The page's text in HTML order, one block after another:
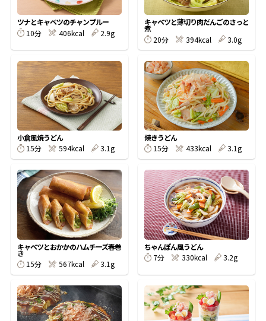
だしパック
だし粉
商品情報一覧
おすすめサイト
新鮮一番
ツナとキャベツのチャンプルー
10分
406kcal 2.9g
キャベツと薄切り肉だんごのさっと
煮
20分
394kcal 3.0g
小倉風焼うどん
15分
594kcal 3.1g
焼きうどん
15分
433kcal 3.1g
キャベツとおかかのハムチーズ春巻
き
15分
567kcal 3.1g
ちゃんぽん風うどん
7分
330kcal 3.2g